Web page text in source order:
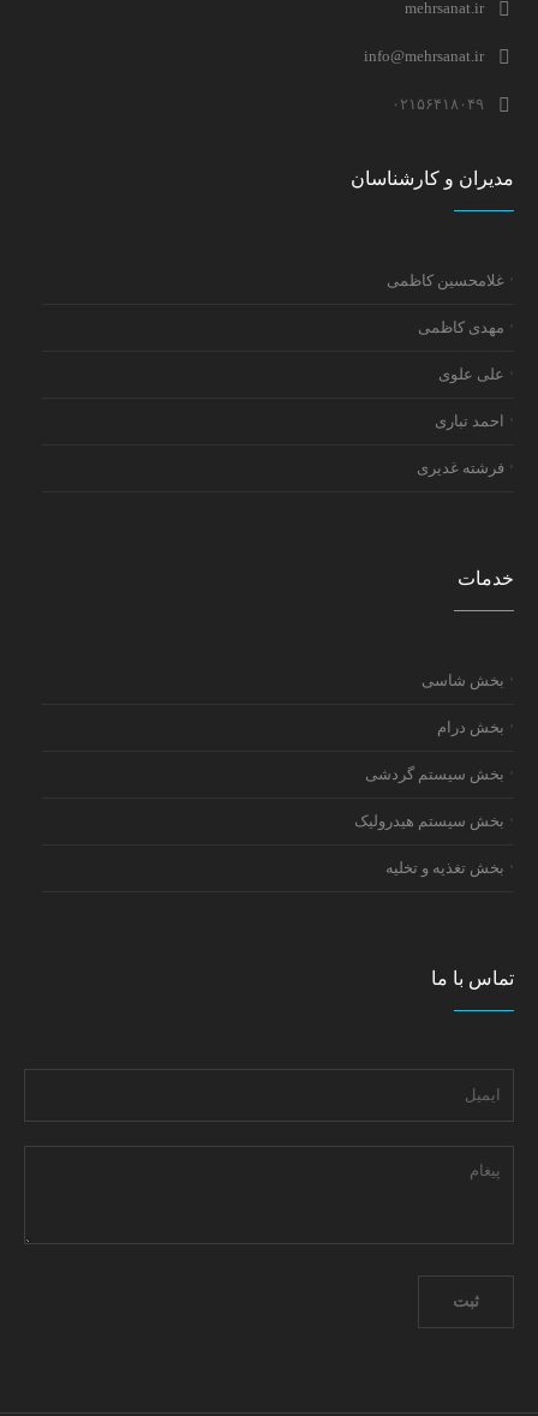
mehrsanat.ir
info@mehrsanat.ir
۰۲۱۵۶۴۱۸۰۴۹
مدیران و کارشناسان
غلامحسین کاظمی
مهدی کاظمی
علی علوی
احمد تباری
فرشته غدیری
خدمات
بخش شاسی
بخش درام
بخش سیستم گردشی
بخش سیستم هیدرولیک
بخش تغذیه و تخلیه
تماس با ما